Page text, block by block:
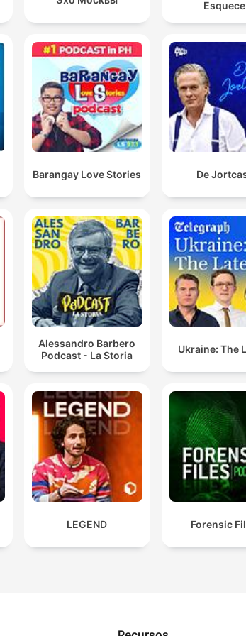
Esquece
Barangay Love Stories De
Alessandro Barbero
Podcast - La Storia
Ukraine: The
LEGEND Forensic